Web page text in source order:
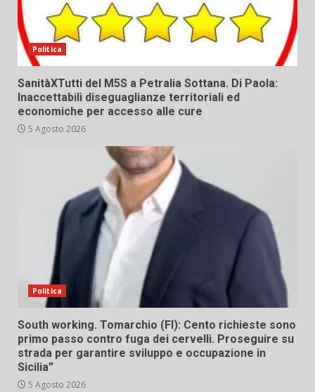
Politica
SanitàXTutti del M5S a Petralia Sottana. Di Paola:
Inaccettabili diseguaglianze territoriali ed
economiche per accesso alle cure
5 Agosto 2026
Politica
South working. Tomarchio (FI): Cento richieste sono
primo passo contro fuga dei cervelli. Proseguire su
strada per garantire sviluppo e occupazione in
Sicilia”
5 Agosto 2026